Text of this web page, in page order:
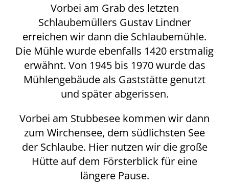
Vorbei am Grab des letzten
Schlaubemüllers Gustav Lindner
erreichen wir dann die Schlaubemühle.
Die Mühle wurde ebenfalls 1420 erstmalig
erwähnt. Von 1945 bis 1970 wurde das
Mühlengebäude als Gaststätte genutzt
und später abgerissen.
Vorbei am Stubbesee kommen wir dann
zum Wirchensee, dem südlichsten See
der Schlaube. Hier nutzen wir die große
Hütte auf dem Försterblick für eine
längere Pause.